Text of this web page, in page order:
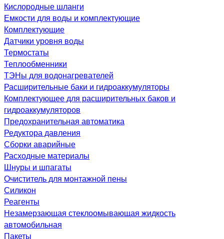
Кислородные шланги
Емкости для воды и комплектующие
Комплектующие
Датчики уровня воды
Термостаты
Теплообменники
ТЭНы для водонагревателей
Расширительные баки и гидроаккумуляторы
Комплектующее для расширительных баков и
гидроаккумуляторов
Предохранительная автоматика
Редуктора давления
Сборки аварийные
Расходные материалы
Шнуры и шпагаты
Очиститель для монтажной пены
Силикон
Реагенты
Незамерзающая стеклоомывающая жидкость
автомобильная
Пакеты